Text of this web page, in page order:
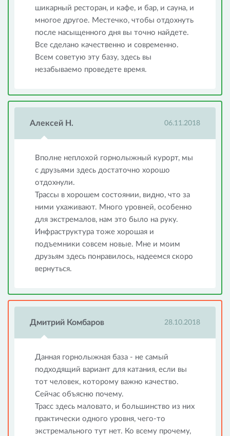
шикарный ресторан, и кафе, и бар, и сауна, и
многое другое. Местечко, чтобы отдохнуть
после насыщенного дня вы точно найдете.
Все сделано качественно и современно.
Всем советую эту базу, здесь вы
незабываемо проведете время.
Алексей Н. 06.11.2018
Вполне неплохой горнолыжный курорт, мы
с друзьями здесь достаточно хорошо
отдохнули.
Трассы в хорошем состоянии, видно, что за
ними ухаживают. Много уровней, особенно
для экстремалов, нам это было на руку.
Инфраструктура тоже хорошая и
подъемники совсем новые. Мне и моим
друзьям здесь понравилось, надеемся скоро
вернуться.
Дмитрий Комбаров 28.10.2018
Данная горнолыжная база - не самый
подходящий вариант для катания, если вы
тот человек, которому важно качество.
Сейчас объясню почему.
Трасс здесь маловато, и большинство из них
практически одного уровня, чего-то
экстремального тут нет. Ко всему прочему,